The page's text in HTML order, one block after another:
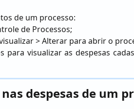
de um processo:
de Processos;
> Alterar para abrir o
para visualizar as despesas
despesas de um